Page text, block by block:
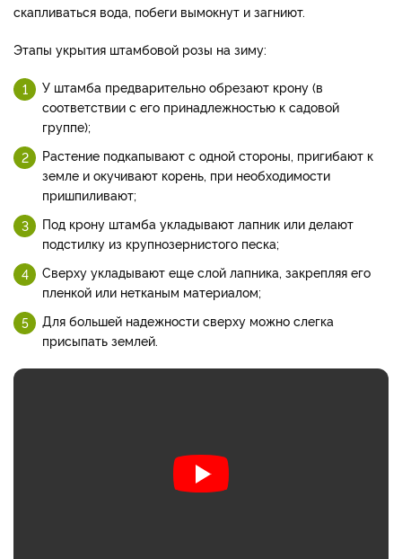
скапливаться вода, побеги вымокнут и загниют.
Этапы укрытия штамбовой розы на зиму:
У штамба предварительно обрезают крону (в
соответствии с его принадлежностью к садовой
группе);
Растение подкапывают с одной стороны, пригибают к
земле и окучивают корень, при необходимости
пришпиливают;
Под крону штамба укладывают лапник или делают
подстилку из крупнозернистого песка;
Сверху укладывают еще слой лапника, закрепляя его
пленкой или нетканым материалом;
Для большей надежности сверху можно слегка
присыпать землей.